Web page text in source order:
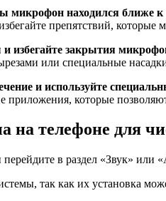
микрофон находился ближе к
препятствий, которые
избегайте закрытия
или специальные
и используйте
приложения, которые
на телефоне для
перейдите в раздел «Звук»
так как их установка